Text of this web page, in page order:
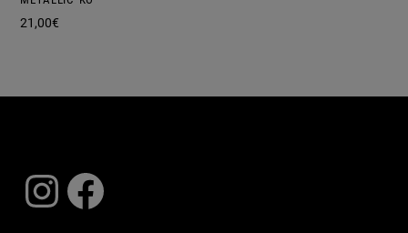
21,00€
Instagram
Facebook